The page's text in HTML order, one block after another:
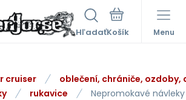
Hľadať Menu
cruiser
oblečení, chrániče, ozdoby,
rukavice Nepromokavé